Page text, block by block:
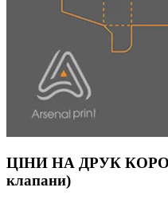
ЦІНИ НА ДРУК
клапани)